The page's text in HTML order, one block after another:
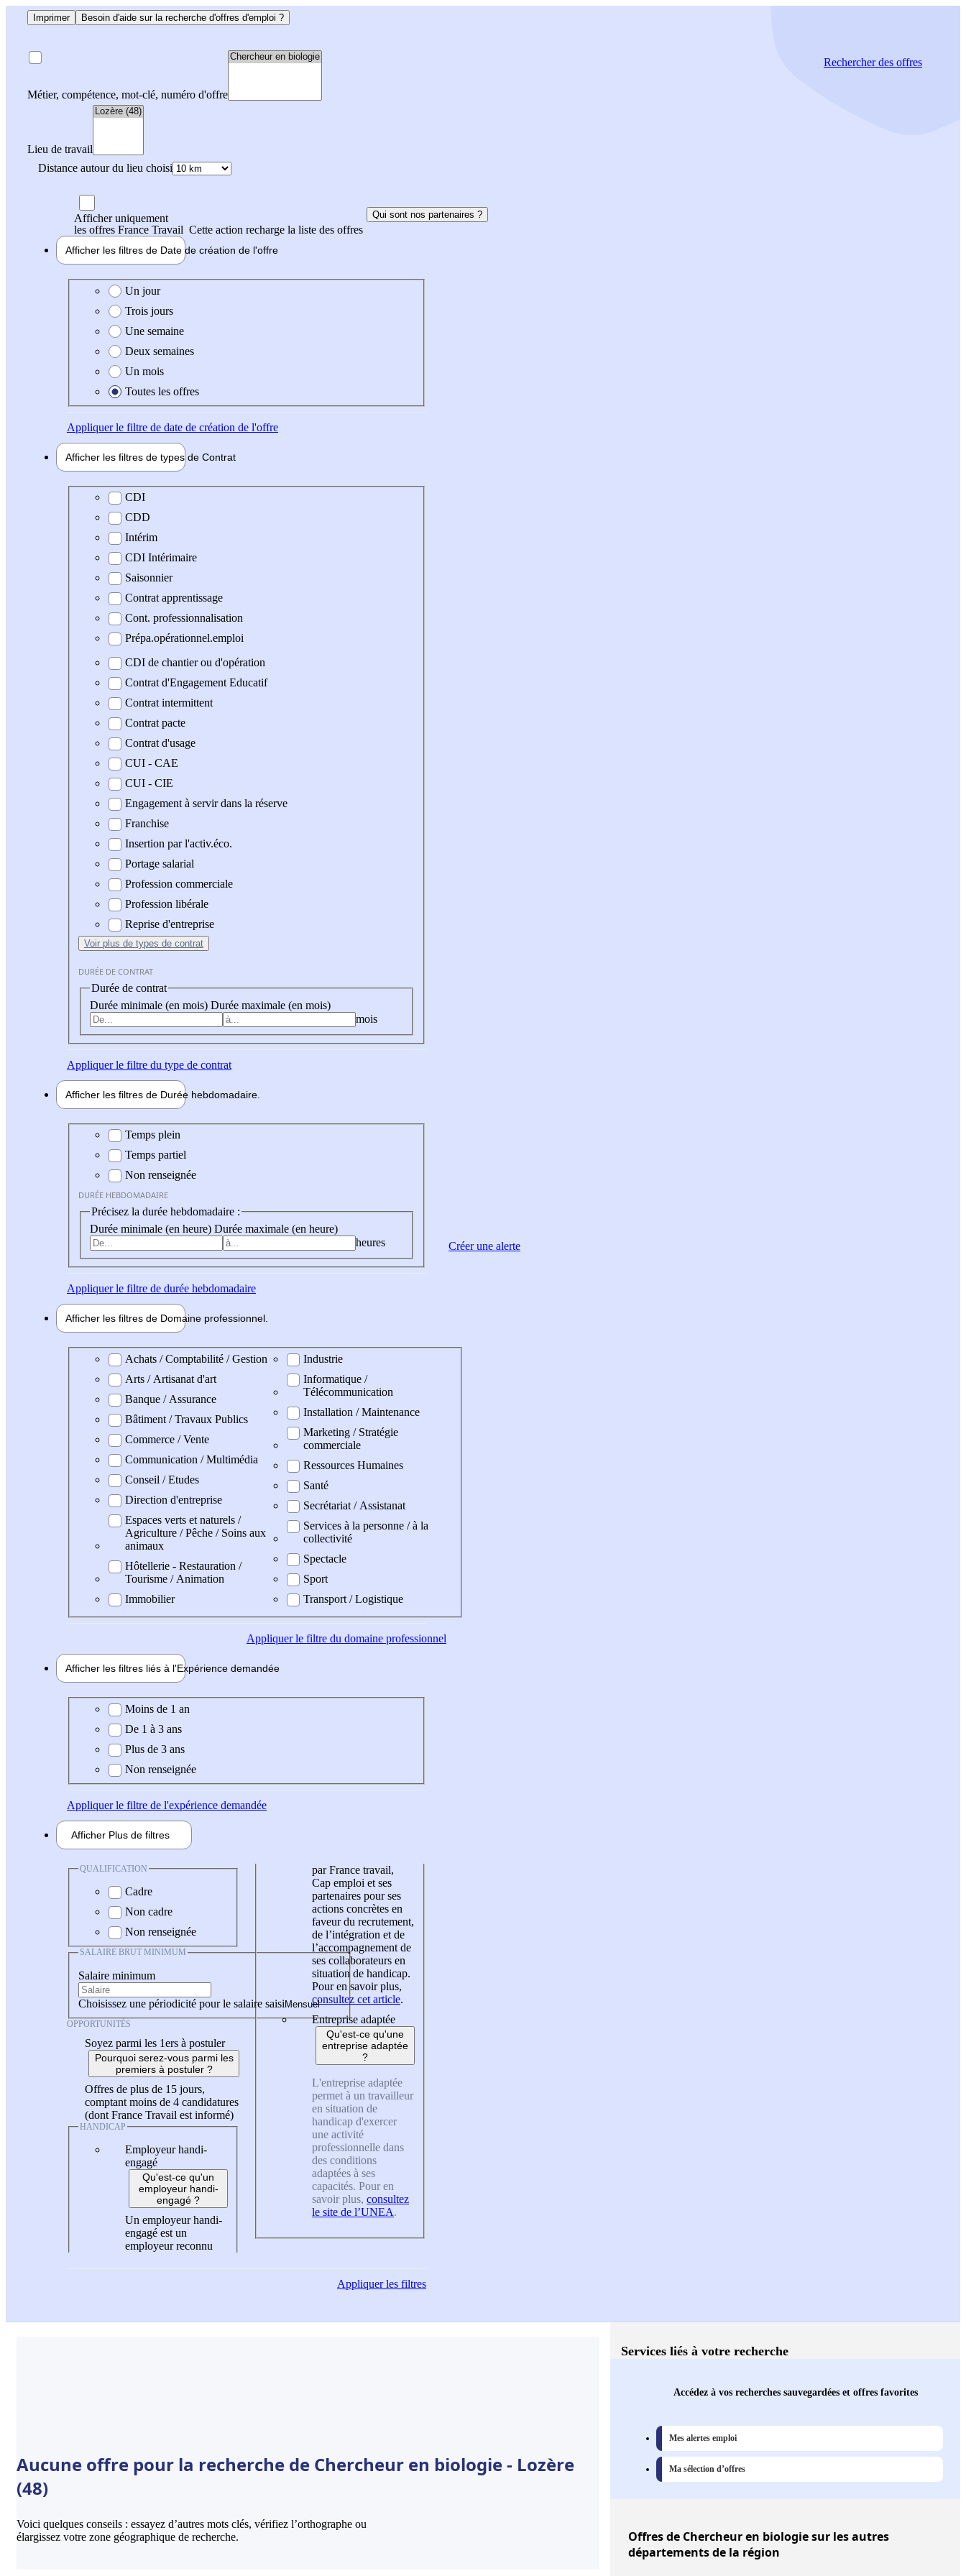
Imprimer Besoin d'aide sur la recherche d'offres d'emploi ?
Métier, compétence, mot-clé, numéro d'offre
Lieu de travail
Distance autour du lieu choisi
Rechercherdes offres
Afficher uniquement
les offres France Travail Cette action recharge la liste des offres
Qui sont nos partenaires ?
Afficher les filtres de Date de création de l'offre
Date de création de l'offre
Un jour
Trois jours
Une semaine
Deux semaines
Un mois
Toutes les offres
Appliquerle filtre de date de création de l'offre
Afficher les filtres de types de Contrat
Type de contrat
CDI
CDD
Intérim
CDI Intérimaire
Saisonnier
Contrat apprentissage
Cont. professionnalisation
Prépa.opérationnel.emploi
CDI de chantier ou d'opération
Contrat d'Engagement Educatif
Contrat intermittent
Contrat pacte
Contrat d'usage
CUI - CAE
CUI - CIE
Engagement à servir dans la réserve
Franchise
Insertion par l'activ.éco.
Portage salarial
Profession commerciale
Profession libérale
Reprise d'entreprise
Voir plus de types de contrat
DURÉE DE CONTRAT
Durée de contrat
Durée minimale (en mois) Durée maximale (en mois)
mois
Appliquerle filtre du type de contrat
Afficher les filtres de Durée hebdomadaire
Durée hebdomadaire
Temps plein
Temps partiel
Non renseignée
DURÉE HEBDOMADAIRE
Précisez la durée hebdomadaire :
Durée minimale (en heure) Durée maximale (en heure)
heures
Appliquerle filtre de durée hebdomadaire
Afficher les filtres de Domaine professionnel
Domaine professionel
Achats / Comptabilité / Gestion
Arts / Artisanat d'art
Banque / Assurance
Bâtiment / Travaux Publics
Commerce / Vente
Communication / Multimédia
Conseil / Etudes
Direction d'entreprise
Espaces verts et naturels /
Agriculture / Pêche / Soins aux
animaux
Hôtellerie - Restauration /
Tourisme / Animation
Immobilier
Industrie
Informatique /
Télécommunication
Installation / Maintenance
Marketing / Stratégie
commerciale
Ressources Humaines
Santé
Secrétariat / Assistanat
Services à la personne / à la
collectivité
Spectacle
Sport
Transport / Logistique
Appliquerle filtre du domaine professionnel
Afficher les filtres liés à l'Expérience demandée
Expérience demandée
Moins de 1 an
De 1 à 3 ans
Plus de 3 ans
Non renseignée
Appliquerle filtre de l'expérience demandée
Afficher Plus de filtres
QUALIFICATION
Cadre
Non cadre
Non renseignée
SALAIRE BRUT MINIMUM
Salaire minimum
Choisissez une périodicité pour le salaire saisi
OPPORTUNITÉS
Soyez parmi les 1ers à postuler
Pourquoi serez-vous parmi les
premiers à postuler ?
Offres de plus de 15 jours,
comptant moins de 4 candidatures
(dont France Travail est informé)
HANDICAP
Employeur handi-
engagé
Qu'est-ce qu'un
employeur handi-
engagé ?
Un employeur handi-
engagé est un
employeur reconnu
par France travail,
Cap emploi et ses
partenaires pour ses
actions concrètes en
faveur du recrutement,
de l’intégration et de
l’accompagnement de
ses collaborateurs en
situation de handicap.
Pour en savoir plus,
consultez cet article.
Entreprise adaptée
Qu'est-ce qu'une
entreprise adaptée
?
L'entreprise adaptée
permet à un travailleur
en situation de
handicap d'exercer
une activité
professionnelle dans
des conditions
adaptées à ses
capacités. Pour en
savoir plus, consultez
le site de l’UNEA.
Appliquerles filtres
Créer une alerte
Aucune offre pour la recherche de Chercheur en biologie - Lozère
(48)
Voici quelques conseils : essayez d’autres mots clés, vérifiez l’orthographe ou
élargissez votre zone géographique de recherche.
Services liés à votre recherche
Accédez à vos recherches sauvegardées et offres favorites
Mes alertes emploi
Ma sélection d’offres
Offresde Chercheur en biologie sur les autres
départements de la région